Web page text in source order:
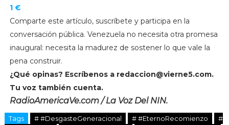
1 €
Comparte este artículo, suscríbete y participa en la
conversación pública. Venezuela no necesita otra promesa
inaugural: necesita la madurez de sostener lo que vale la
pena construir.
¿Qué opinas? Escríbenos a redaccion@vierne5.com.
Tu voz también cuenta.
RadioAmericaVe.com / La Voz Del NIN.
Tags # #DesgasteGeneracional # #EternoRecomienzo
#